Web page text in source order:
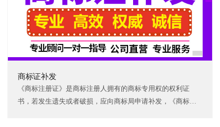
商标证补发
《商标注册证》是商标注册人拥有的商标专用权的权利证
书，若发生遗失或者破损，应向商标局申请补发，《商标注